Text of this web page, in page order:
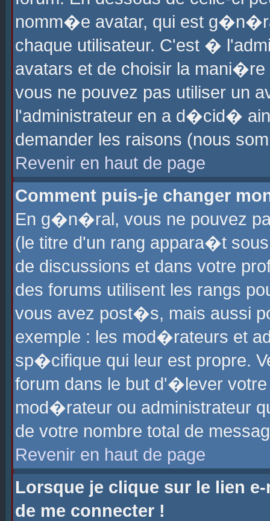
nomm�e avatar, qui est
chaque utilisateur. C'est �
avatars et de choisir la
vous ne pouvez pas utiliser un
l'administrateur en a d�cid�
demander les raisons (nous
Revenir en haut de page
Comment puis-je changer
En g�n�ral, vous ne pouvez
(le titre d'un rang appara�t
de discussions et dans votre
des forums utilisent les rangs
vous avez post�s, mais aussi
exemple : les mod�rateurs et
sp�cifique qui leur est propre.
forum dans le but d'�lever
mod�rateur ou administrateur
de votre nombre total de
Revenir en haut de page
Lorsque je clique sur le lien
de me connecter !